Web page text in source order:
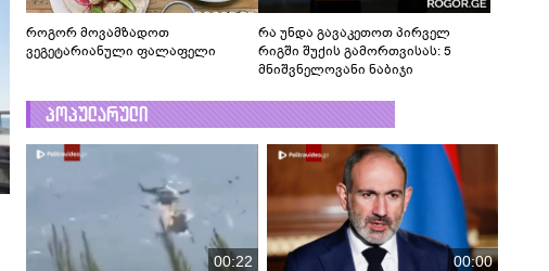
როგორ მოვამზადოთ
ვეგეტარიანული ფალაფელი
რა უნდა გავაკეთოთ პირველ
რიგში შუქის გამორთვისას: 5
მნიშვნელოვანი ნაბიჯი
პოპულარული
00:22 00:00